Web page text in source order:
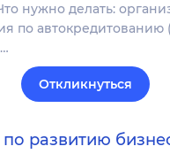
нужно делать:
по автокредитованию
Откликнуться
развитию